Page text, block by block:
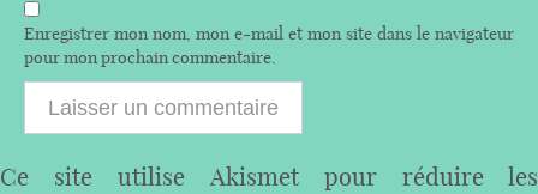
Enregistrer mon nom, mon e-mail et mon site dans le navigateur
pour mon prochain commentaire.
Ce site utilise Akismet pour réduire les